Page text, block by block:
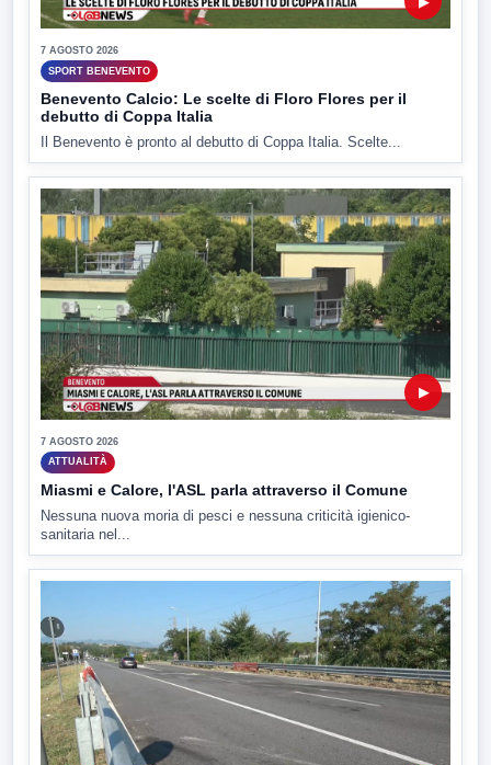
7 AGOSTO 2026
SPORT BENEVENTO
Benevento Calcio: Le scelte di Floro Flores per il
debutto di Coppa Italia
Il Benevento è pronto al debutto di Coppa Italia. Scelte...
▶
7 AGOSTO 2026
ATTUALITÀ
Miasmi e Calore, l'ASL parla attraverso il Comune
Nessuna nuova moria di pesci e nessuna criticità igienico-
sanitaria nel...